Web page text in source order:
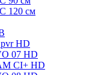
120 см
HD
07 HD
CI+ HD